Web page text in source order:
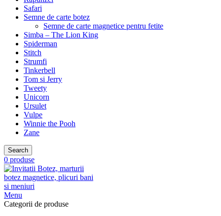
Safari
Semne de carte botez
Semne de carte magnetice pentru fetite
Simba – The Lion King
Spiderman
Stitch
Strumfi
Tinkerbell
Tom si Jerry
Tweety
Unicorn
Ursulet
Vulpe
Winnie the Pooh
Zane
Search
0 produse
Menu
Categorii de produse